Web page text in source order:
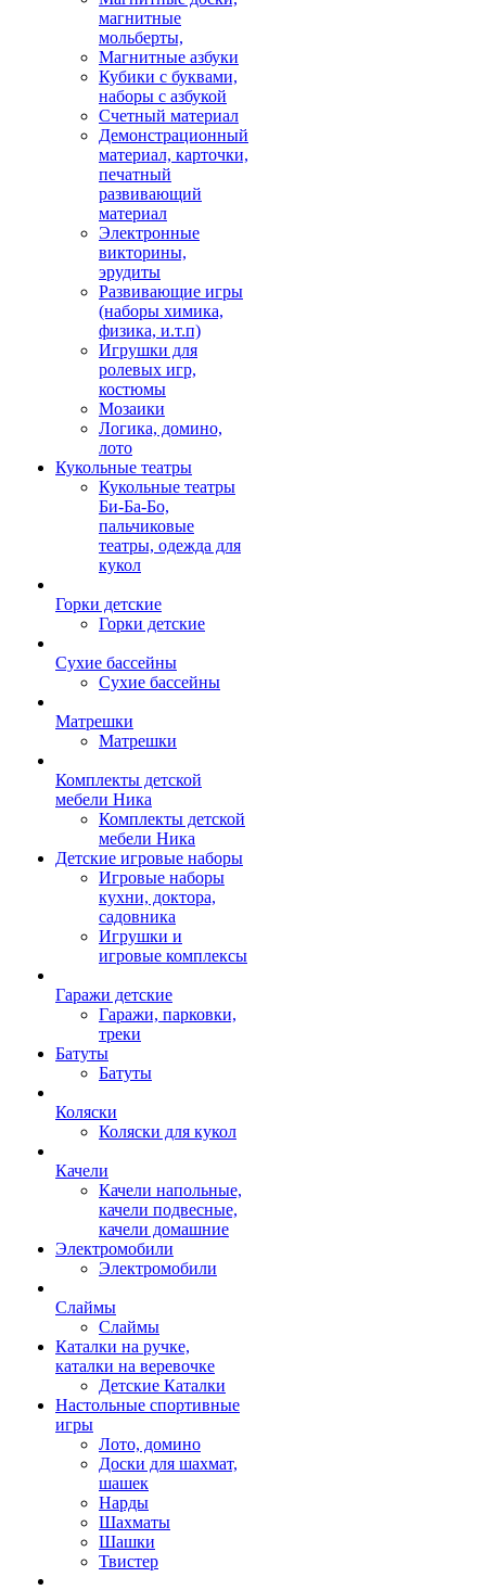
магнитные
мольберты,
Магнитные азбуки
Кубики с буквами,
наборы с азбукой
Счетный материал
Демонстрационный
материал, карточки,
печатный
развивающий
материал
Электронные
викторины,
эрудиты
Развивающие игры
(наборы химика,
физика, и.т.п)
Игрушки для
ролевых игр,
костюмы
Мозаики
Логика, домино,
лото
Кукольные театры
Кукольные театры
Би-Ба-Бо,
пальчиковые
театры, одежда для
кукол
Горки детские
Горки детские
Сухие бассейны
Сухие бассейны
Матрешки
Матрешки
Комплекты детской
мебели Ника
Комплекты детской
мебели Ника
Детские игровые наборы
Игровые наборы
кухни, доктора,
садовника
Игрушки и
игровые комплексы
Гаражи детские
Гаражи, парковки,
треки
Батуты
Батуты
Коляски
Коляски для кукол
Качели
Качели напольные,
качели подвесные,
качели домашние
Электромобили
Электромобили
Слаймы
Слаймы
Каталки на ручке,
каталки на веревочке
Детские Каталки
Настольные спортивные
игры
Лото, домино
Доски для шахмат,
шашек
Нарды
Шахматы
Шашки
Твистер